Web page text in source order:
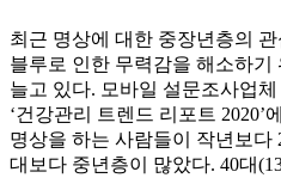
최근 명상에 대한 중장년층의
블루로 인한 무력감을 해소하기
늘고 있다. 모바일 설문조사업
‘건강관리 트렌드 리포트 2020’
명상을 하는 사람들이 작년보다
대보다 중년층이 많았다. 40대